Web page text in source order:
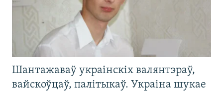
Шантажаваў украінскіх валянтэраў,
вайскоўцаў, палітыкаў. Украіна шукае